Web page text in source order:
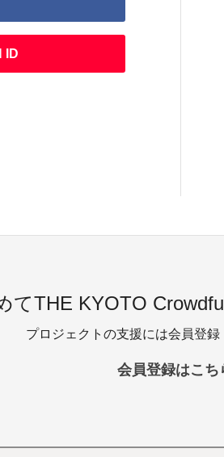
ID
てTHE KYOTO
プロジェクトの支援には会員登
会員登録はこち